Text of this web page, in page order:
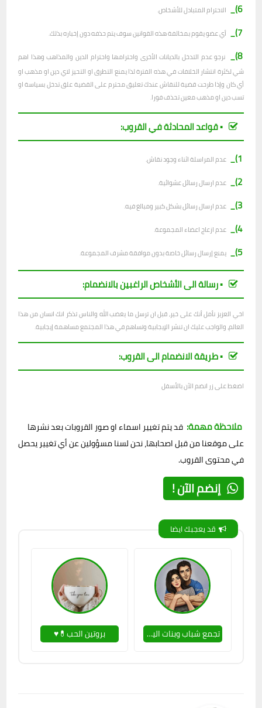
6)_ الاحترام المتبادل للأشخاص.
7)_ أي عضو يقوم بمخالفة هذه القوانين سوف يتم حذفه دون إخباره بذلك.
8)_
نرجو عدم التدخل بالديانات الأخرى واحترامها واحترام الدين والمذاهب وهذا اهم
شي لكثرة انتشار الخلافات في هذه الفترة لذا يمنع التطرق او التحيز لاي دين او مذهب او
أي كان وإذا طرحت قضية للنقاش عندك تعليق محترم على القضية علق تدخل بسياسة او
تسب دين او مذهب معين تحذف فورا.
▪︎ قواعد المحادثة في القروب:
1)_
عدم المراسلة اثناء وجود نقاش.
2)_ عدم ارسال رسائل عشوائية.
3)_ عدم ارسال رسائل بشكل كبير ومبالغ فيه.
4)_ عدم ازعاج اعضاء المجموعة.
5)_ يمنع إرسال رسائل خاصة بدون موافقة مشرف المجموعة.
▪︎ رسالة الى الأشخاص الراغبين بالانضمام:
اخي العزيز نأمل أنك على خير، قبل ان ترسل ما يغضب الله والناس تذكر انك انسان من هذا
العالم، والواجب عليك ان تنشر الإيجابية وتساهم في هذا المجتمع مساهمة إيجابية.
▪︎ طريقة الانضمام الى القروب:
اضغط على زر انضم الآن بالأسفل
ملاحظة مهمة: قد يتم تغيير اسماء او صور القروبات بعد نشرها
على موقعنا من قبل اصحابها، نحن لسنا مسؤولين عن أي تغيير يحصل
في محتوى القروب.
إنضم الآن !
قد يعجبك ايضا
تجمع شباب وبنات اليمن 😉💌 بروتين الحب💊♥